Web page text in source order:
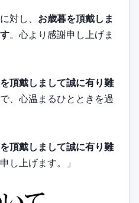
対し、 お歳暮を頂戴しま
。心より感謝申し上げま
頂戴しまして誠に有り難
、心温まるひとときを過
頂戴しまして誠に有り難
し上げます。」